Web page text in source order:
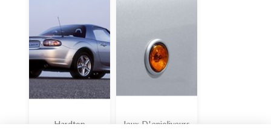
Hardtop
Jeux D'enjoliveurs